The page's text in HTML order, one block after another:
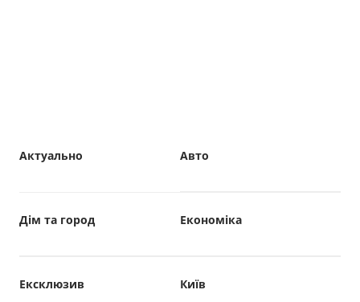
Авто
Актуально
Дім та город Економіка
Ексклюзив Київ